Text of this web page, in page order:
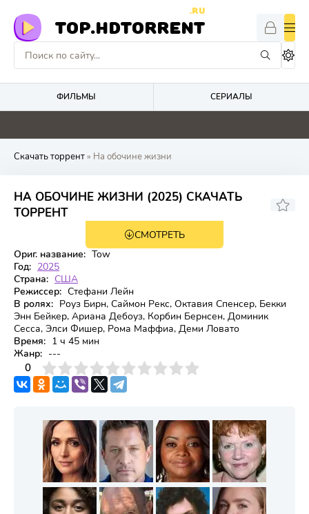
TOP.HDTORRENT
.RU
ФИЛЬМЫ СЕРИАЛЫ
0 4.1 5.3 0
Скачать торрент» На обочине жизни
НА ОБОЧИНЕ ЖИЗНИ (2025) СКАЧАТЬ
ТОРРЕНТ
СМОТРЕТЬ
Ориг. название: Tow
Год: 2025
Страна: США
Режиссер: Стефани Лейн
В ролях: Роуз Бирн, Саймон Рекс, Октавия Спенсер, Бекки
Энн Бейкер, Ариана Дебоуз, Корбин Бернсен, Доминик
Сесса, Элси Фишер, Рома Маффиа, Деми Ловато
Время: 1 ч 45 мин
Жанр: ---
0
4 6 7 8 9 10